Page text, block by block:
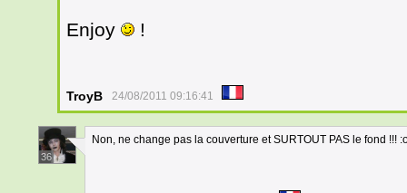
Enjoy !
TroyB 24/08/2011 09:16:41
36
Non, ne change pas la couverture et SURTOUT PAS le fond !!!